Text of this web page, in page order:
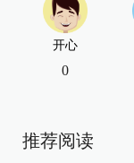
开心
0
推荐阅读